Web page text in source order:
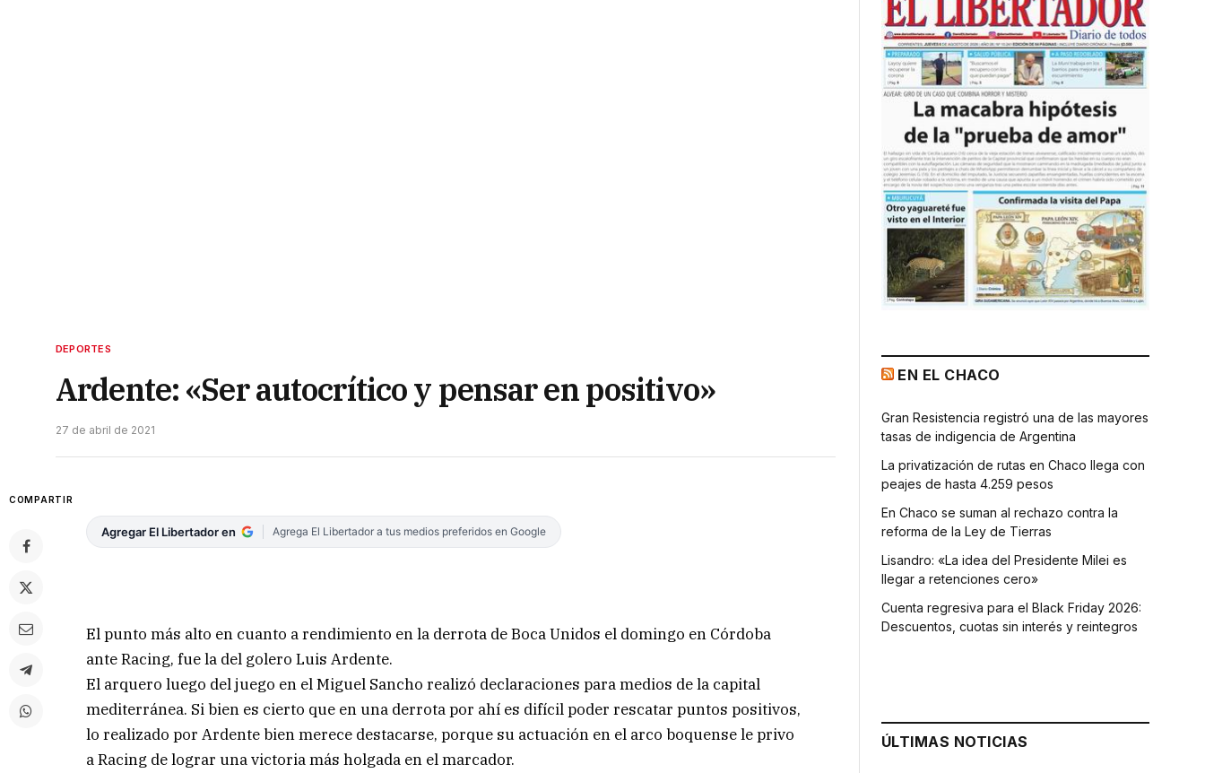
DEPORTES
Ardente: «Ser autocrítico y pensar en positivo»
27 de abril de 2021
COMPARTIR
Agregar El Libertador en Agrega El Libertador a tus medios preferidos en Google
El punto más alto en cuanto a rendimiento en la derrota de Boca Unidos el domingo en Córdoba
ante Racing, fue la del golero Luis Ardente.
El arquero luego del juego en el Miguel Sancho realizó declaraciones para medios de la capital
mediterránea. Si bien es cierto que en una derrota por ahí es difícil poder rescatar puntos positivos,
lo realizado por Ardente bien merece destacarse, porque su actuación en el arco boquense le privo
a Racing de lograr una victoria más holgada en el marcador.
EN EL CHACO
Gran Resistencia registró una de las mayores
tasas de indigencia de Argentina
La privatización de rutas en Chaco llega con
peajes de hasta 4.259 pesos
En Chaco se suman al rechazo contra la
reforma de la Ley de Tierras
Lisandro: «La idea del Presidente Milei es
llegar a retenciones cero»
Cuenta regresiva para el Black Friday 2026:
Descuentos, cuotas sin interés y reintegros
ÚLTIMAS NOTICIAS